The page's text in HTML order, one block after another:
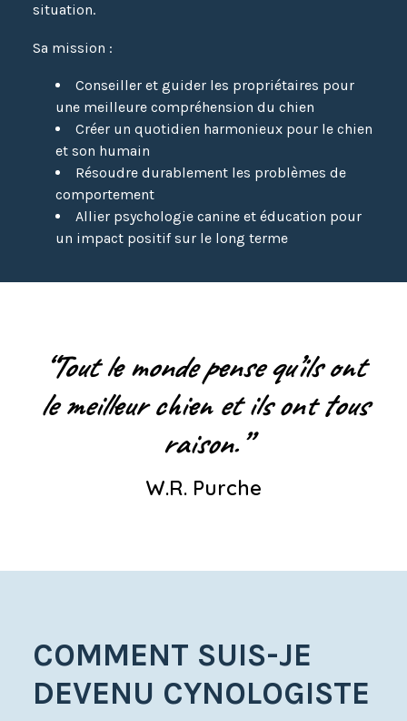
situation.
Sa mission :
Conseiller et guider les propriétaires pour
une meilleure compréhension du chien
Créer un quotidien harmonieux pour le chien
et son humain
Résoudre durablement les problèmes de
comportement
Allier psychologie canine et éducation pour
un impact positif sur le long terme
“Tout le monde pense qu’ils ont
le meilleur chien et ils ont tous
raison.”
W.R. Purche
COMMENT SUIS-JE
DEVENU CYNOLOGISTE